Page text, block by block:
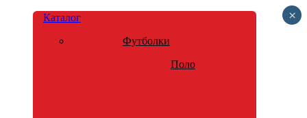
Каталог
Футболки
Поло
×